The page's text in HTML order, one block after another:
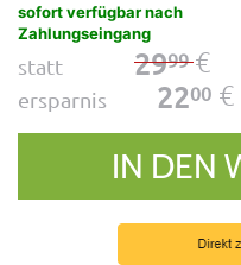
sofort verfügbar nach
Zahlungseingang
statt 2999€
ersparnis 2200 €
IN DEN